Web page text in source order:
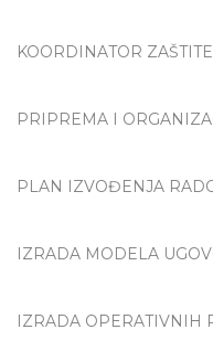
KOORDINATOR
PRIPREMA I
PLAN IZVOĐENJA
IZRADA MODELA
IZRADA OPERATIVNIH